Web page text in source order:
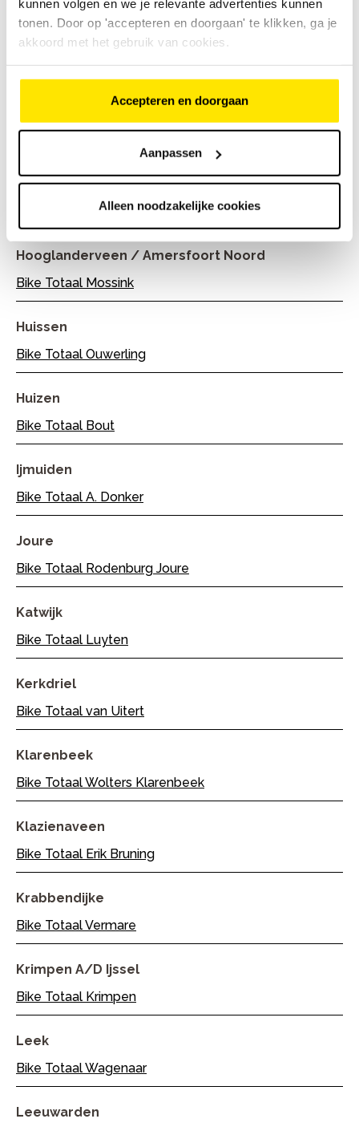
kunnen volgen en we je relevante advertenties kunnen
tonen. Door op 'accepteren en doorgaan' te klikken, ga je
akkoord met het gebruik van cookies.
Accepteren en doorgaan
Aanpassen
Alleen noodzakelijke cookies
Hilvarenbeek
Bike Totaal Baars
Holten
Bike Totaal Bloemendal Holten
Hooglanderveen / Amersfoort Noord
Bike Totaal Mossink
Huissen
Bike Totaal Ouwerling
Huizen
Bike Totaal Bout
Ijmuiden
Bike Totaal A. Donker
Joure
Bike Totaal Rodenburg Joure
Katwijk
Bike Totaal Luyten
Kerkdriel
Bike Totaal van Uitert
Klarenbeek
Bike Totaal Wolters Klarenbeek
Klazienaveen
Bike Totaal Erik Bruning
Krabbendijke
Bike Totaal Vermare
Krimpen A/d Ijssel
Bike Totaal Krimpen
Leek
Bike Totaal Wagenaar
Leeuwarden